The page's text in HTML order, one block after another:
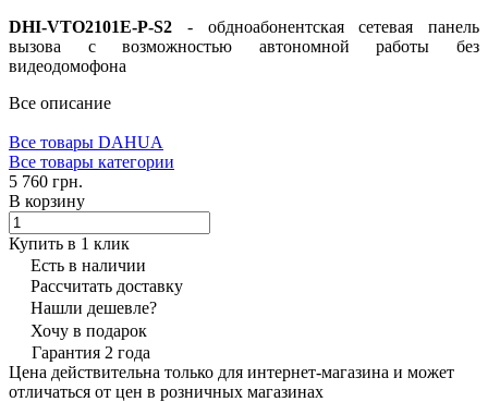
DHI-VTO2101E-P-S2 - обдноабонентская сетевая панель
вызова с возможностью автономной работы без
видеодомофона
Все описание
Все товары DAHUA
Все товары категории
5 760 грн.
В корзину
Купить в 1 клик
Есть в наличии
Рассчитать доставку
Нашли дешевле?
Хочу в подарок
Гарантия 2 года
Цена действительна только для интернет-магазина и может
отличаться от цен в розничных магазинах